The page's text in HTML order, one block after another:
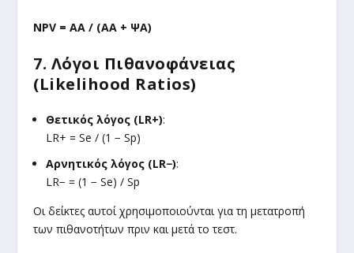
NPV = ΑΑ / (ΑΑ + ΨΑ)
7. Λόγοι Πιθανοφάνειας
(Likelihood Ratios)
Θετικός λόγος (LR+):
LR+ = Se / (1 − Sp)
Αρνητικός λόγος (LR−):
LR− = (1 − Se) / Sp
Οι δείκτες αυτοί χρησιμοποιούνται για τη μετατροπή
των πιθανοτήτων πριν και μετά το τεστ.